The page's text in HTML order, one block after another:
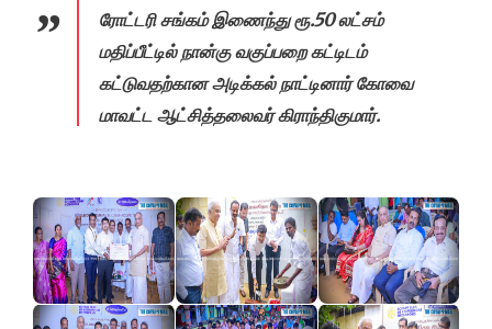
ரோட்டரி சங்கம் இணைந்து ரூ.50 லட்சம்
மதிப்பீட்டில் நான்கு வகுப்பறை கட்டிடம்
கட்டுவதற்கான அடிக்கல் நாட்டினார் கோவை
மாவட்ட ஆட்சித்தலைவர் கிராந்திகுமார்.